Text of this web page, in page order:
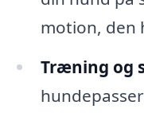
motion, den
Træning og